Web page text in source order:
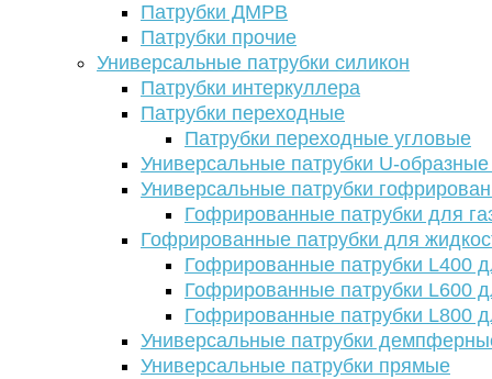
Патрубки ДМРВ
Патрубки прочие
Универсальные патрубки силикон
Патрубки интеркуллера
Патрубки переходные
Патрубки переходные угловые
Универсальные патрубки U-
Универсальные патрубки
Гофрированные патрубки для
Гофрированные патрубки для
Гофрированные патрубки L400
Гофрированные патрубки L600
Гофрированные патрубки L800
Универсальные патрубки
Универсальные патрубки прямые